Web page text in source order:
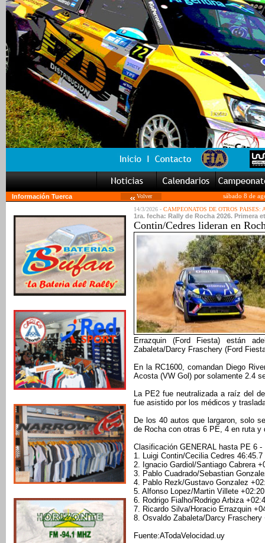
Información Tuerca Volver
sábado 8 de
14/3/2026 - CAMPEONATOS DE OTROS PAISES:
1ra. fecha: Rally de Rocha 2026. Primera
Contin/Cedres lideran en
Errazquin (Ford Fiesta) están
Zabaleta/Darcy Fraschery (Ford
En la RC1600, comandan Diego
Acosta (VW Gol) por solamente 2.4
La PE2 fue neutralizada a raíz del
fue asistido por los médicos y
De los 40 autos que largaron, solo
de Rocha con otras 6 PE, 4 en ruta
Clasificación GENERAL hasta PE 6 -
1. Luigi Contin/Cecilia Cedres 46:45.7
2. Ignacio Gardiol/Santiago Cabrera
3. Pablo Cuadrado/Sebastian
4. Pablo Rezk/Gustavo Gonzalez
5. Alfonso Lopez/Martin Villete
6. Rodrigo Fialho/Rodrigo Arbiza
7. Ricardo Silva/Horacio Errazquin
8. Osvaldo Zabaleta/Darcy Fraschery
Fuente:ATodaVelocidad.uy